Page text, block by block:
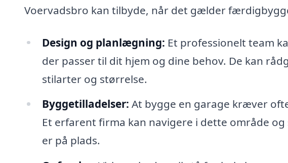
Voervadsbro kan tilbyde, når det gælder
Design og planlægning: Et professionelt team
der passer til dit hjem og dine behov. De kan
stilarter og størrelse.
Byggetilladelser: At bygge en garage kræver
Et erfarent firma kan navigere i dette område
er på plads.